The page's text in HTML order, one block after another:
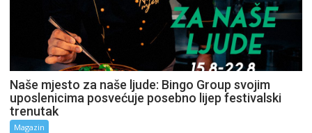
Naše mjesto za naše ljude: Bingo Group svojim
uposlenicima posvećuje posebno lijep festivalski
trenutak
Magazin